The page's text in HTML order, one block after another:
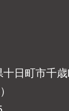
日町市千